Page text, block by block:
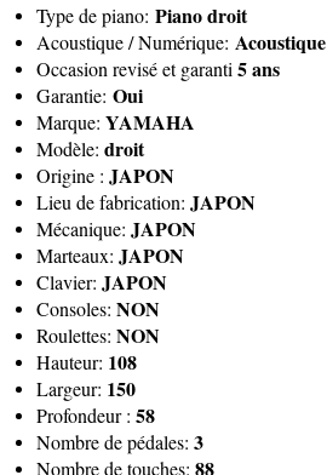
Type de piano: Piano droit
Acoustique / Numérique: Acoustique
Occasion revisé et garanti 5 ans
Garantie: Oui
Marque: YAMAHA
Modèle: droit
Origine : JAPON
Lieu de fabrication: JAPON
Mécanique: JAPON
Marteaux: JAPON
Clavier: JAPON
Consoles: NON
Roulettes: NON
Hauteur: 108
Largeur: 150
Profondeur : 58
Nombre de pédales: 3
Nombre de touches: 88